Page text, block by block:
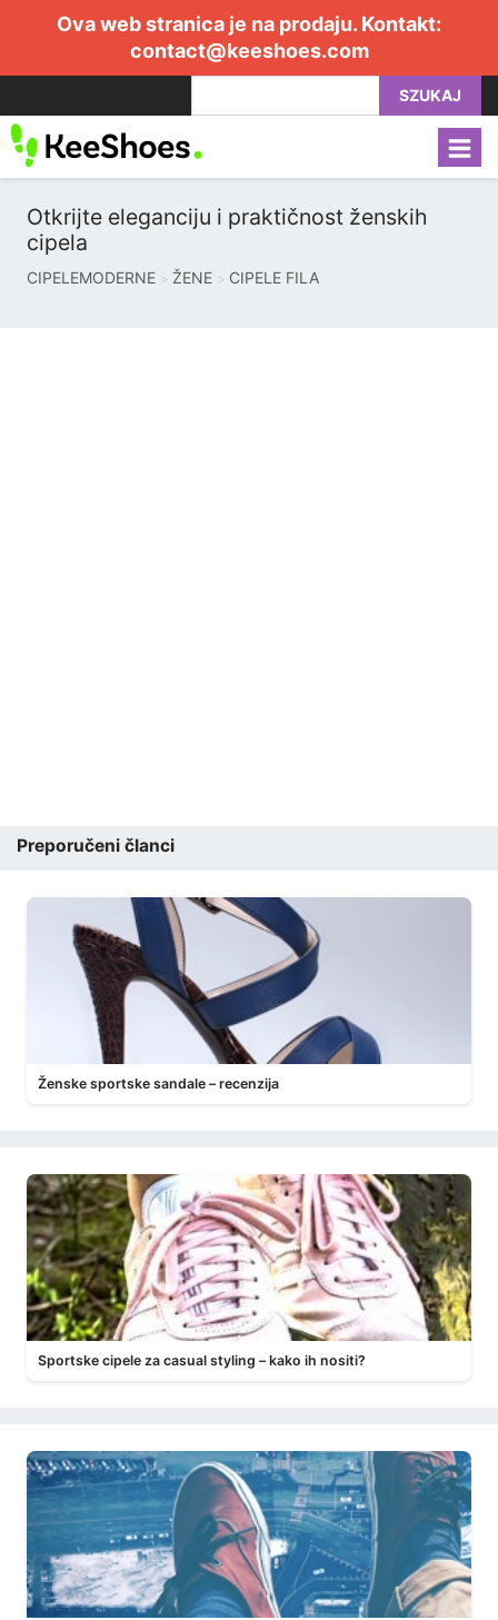
Ova web stranica je na prodaju. Kontakt:
contact@keeshoes.com
SZUKAJ
Otkrijte eleganciju i praktičnost ženskih
cipela
CIPELEMODERNE ŽENE CIPELE FILA
Preporučeni članci
Ženske sportske sandale – recenzija
Sportske cipele za casual styling – kako ih nositi?